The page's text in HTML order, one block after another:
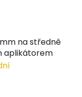
na středně
aplikátorem